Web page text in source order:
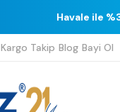
Havale ile
Kargo Takip Blog Bayi Ol